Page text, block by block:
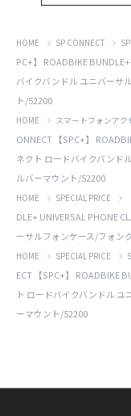
HOME SP CONNECT
PC+】 ROADBIKE
バイクバンドル ユニバーサ
ト/52200
HOME スマートフォンアク
ONNECT 【SPC+】
ネクト ロードバイクバンド
ルバーマウント/52200
HOME SPECIAL PRICE
DLE+ UNIVERSAL PHONE
ーサルフォンケース/フォン
HOME SPECIAL PRICE
ECT 【SPC+】 ROADBIKE
ト ロードバイクバンドル
ーマウント/52200